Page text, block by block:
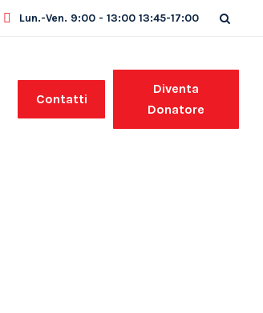
Lun.-Ven. 9:00 - 13:00 13:45-17:00
Contatti
Diventa
Donatore